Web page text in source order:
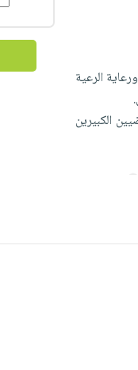
الرعية
الكبيرين